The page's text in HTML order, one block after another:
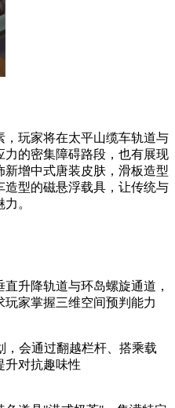
玩家将在太平山缆车轨道与
的密集障碍路段，也有展现
增中式唐装皮肤，滑板造型
型的磁悬浮载具，让传统与
。
升降轨道与环岛螺旋通道，
家掌握三维空间预判能力
会通过翻越栏杆、搭乘载
升对抗趣味性